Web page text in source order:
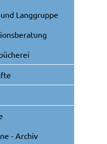
Langgruppe
- Archiv